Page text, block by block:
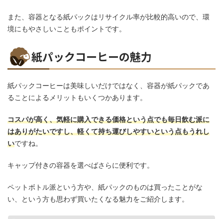
また、容器となる紙パックはリサイクル率が比較的高いので、環
境にもやさしいこともポイントです。
紙パックコーヒーの魅力
紙パックコーヒーは美味しいだけではなく、容器が紙パックであ
ることによるメリットもいくつかあります。
コスパが高く、気軽に購入できる価格という点でも毎日飲む派に
はありがたいですし、軽くて持ち運びしやすいという点もうれし
いですね。
キャップ付きの容器を選べばさらに便利です。
ペットボトル派という方や、紙パックのものは買ったことがな
い、という方も思わず買いたくなる魅力をご紹介します。